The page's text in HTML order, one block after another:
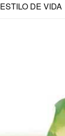
ESTILO DE VIDA